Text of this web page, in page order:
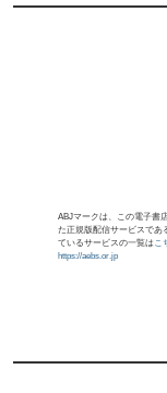
ABJマークは、この電子書
た正規版配信サービスであ
ているサービスの一覧は こ
https://aebs.or.jp